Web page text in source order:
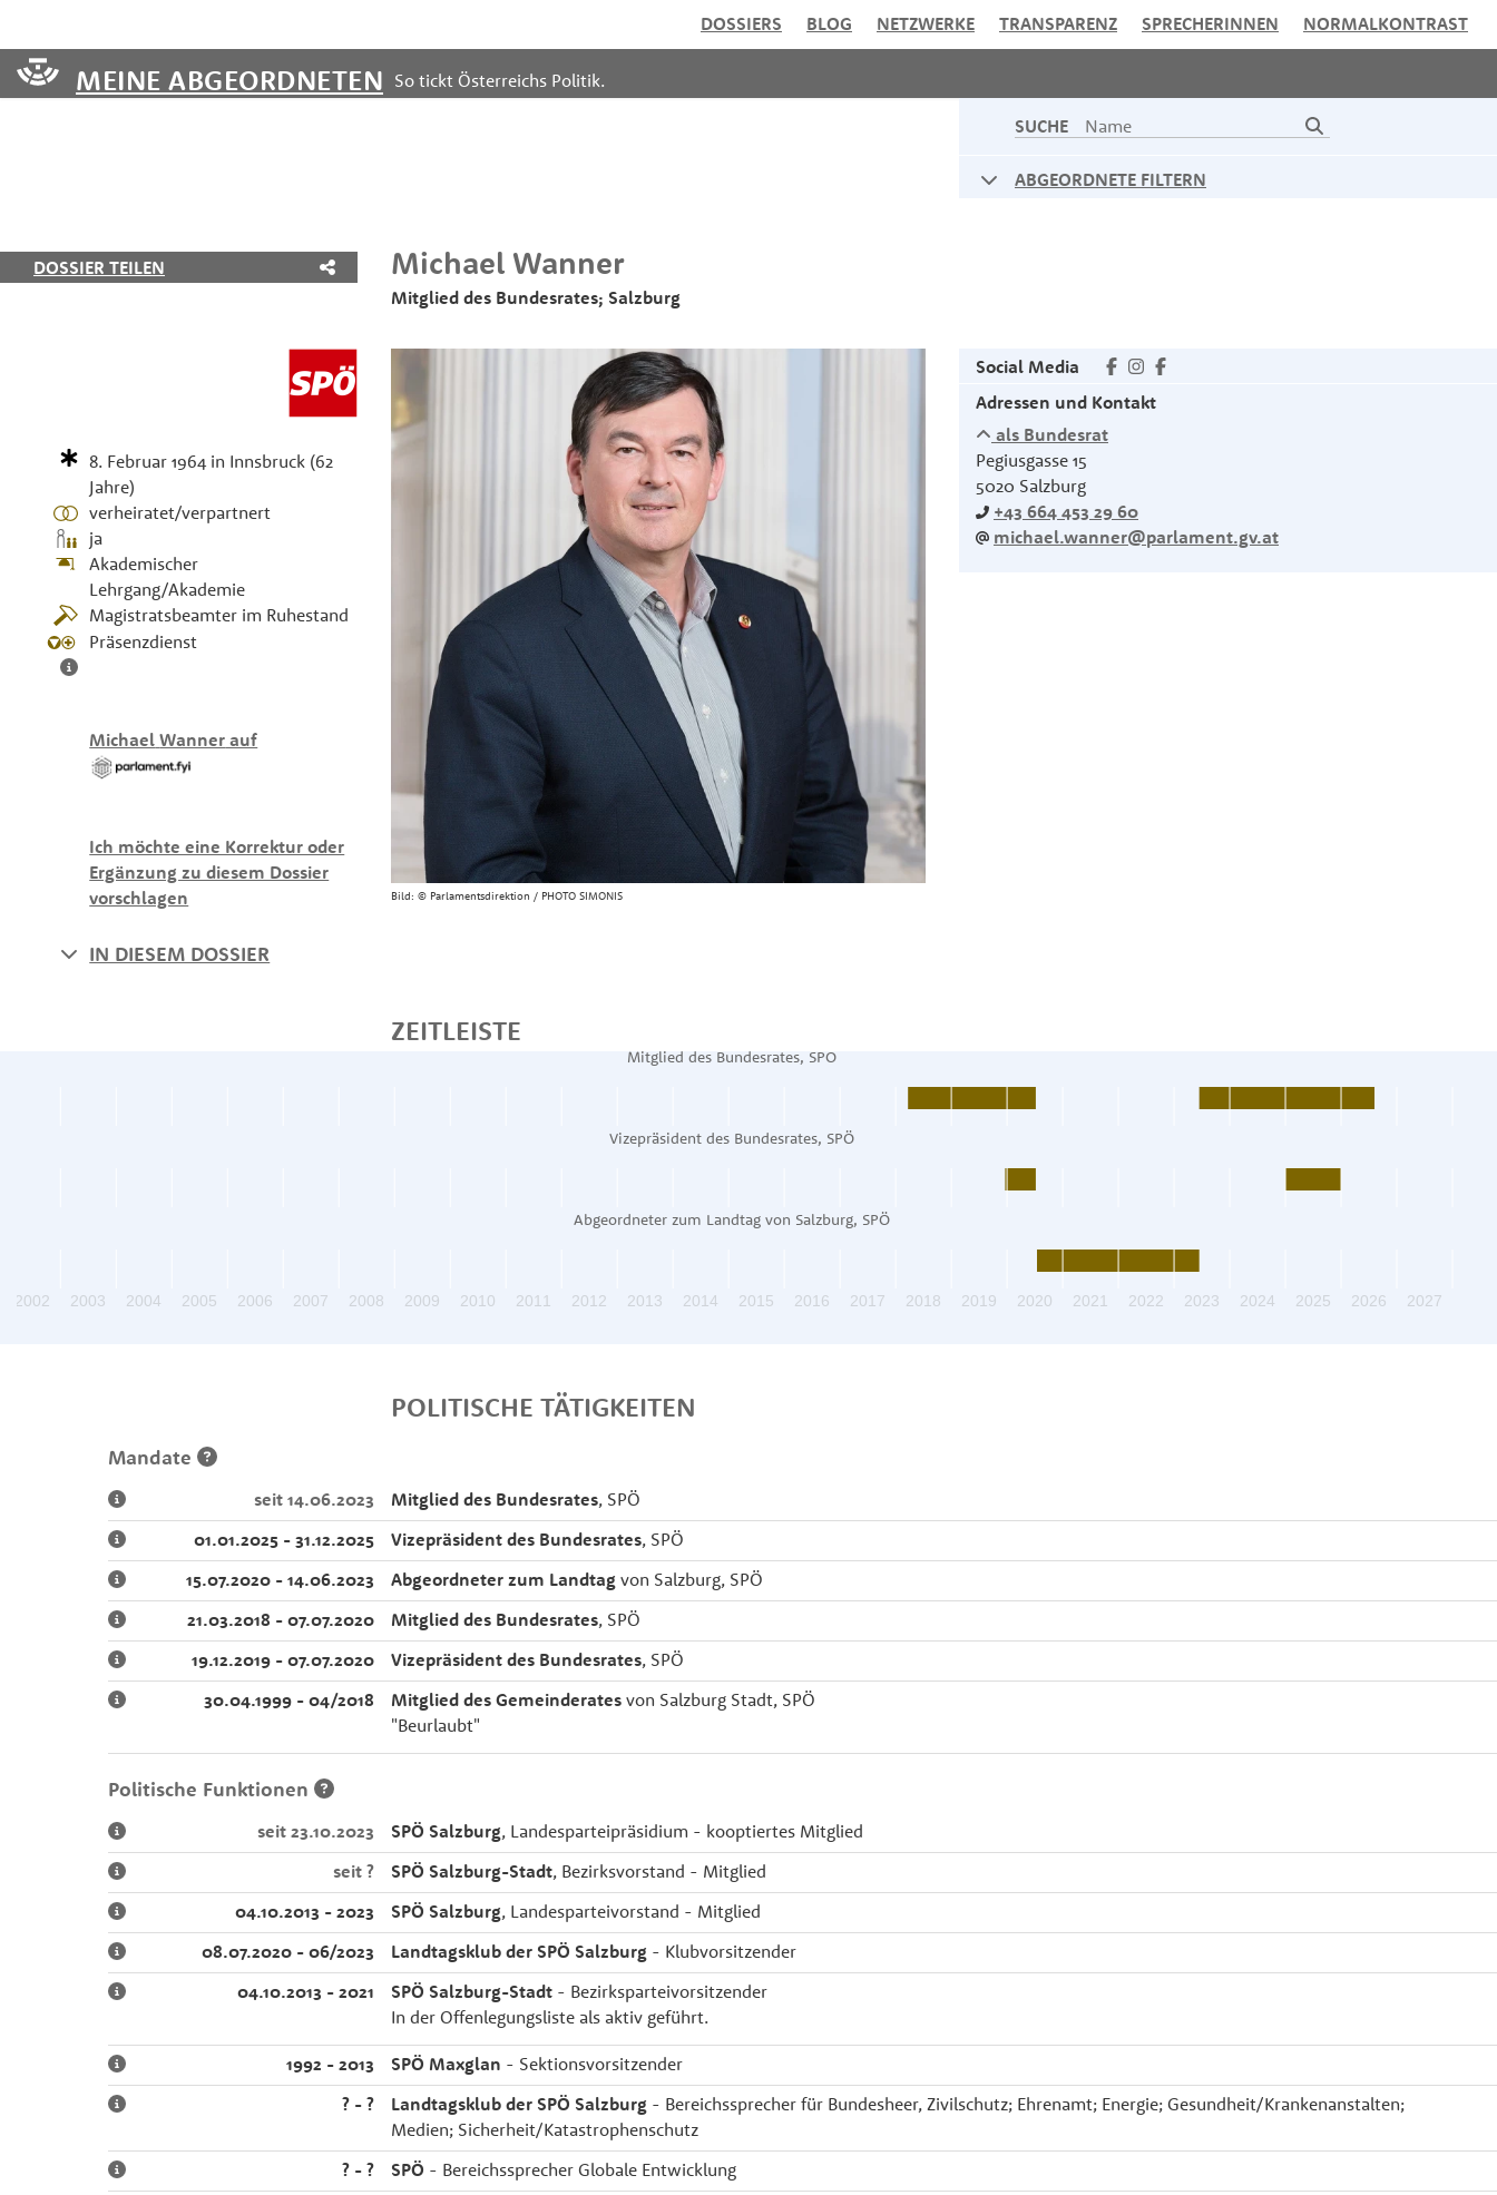
DOSSIERS BLOG NETZWERKE TRANSPARENZ SPRECHERINNEN NORMALKONTRAST
MEINE ABGEORDNETEN So tickt Österreichs Politik.
SUCHE
ABGEORDNETE FILTERN
DOSSIER TEILEN Michael Wanner
Mitglied des Bundesrates; Salzburg
8. Februar 1964in Innsbruck (62
Jahre)
verheiratet/verpartnert
ja
Akademischer
Lehrgang/Akademie
Magistratsbeamter im Ruhestand
Präsenzdienst
Michael Wanner auf
Ich möchte eine Korrektur oder
Ergänzung zu diesem Dossier
vorschlagen
IN DIESEM DOSSIER
Bild: © Parlamentsdirektion / PHOTO SIMONIS
Social Media
Adressen und Kontakt
als Bundesrat
Pegiusgasse 15
5020 Salzburg
+43 664 453 29 60
michael.wanner@parlament.gv.at
ZEITLEISTE
Mitglied des Bundesrates, SPÖ
Vizepräsident des Bundesrates, SPÖ
Abgeordneter zum Landtag von Salzburg, SPÖ
2002 2003 2004 2005 2006 2007 2008 2009 2010 2011 2012 2013 2014 2015 2016 2017 2018 2019 2020 2021 2022 2023 2024 2025 2026 2027
POLITISCHE TÄTIGKEITEN
Mandate
seit 14.06.2023 Mitglied des Bundesrates, SPÖ
01.01.2025 - 31.12.2025
Vizepräsident des Bundesrates, SPÖ
15.07.2020 - 14.06.2023
Abgeordneter zum Landtag von Salzburg, SPÖ
21.03.2018 - 07.07.2020
Mitglied des Bundesrates, SPÖ
19.12.2019 - 07.07.2020
Vizepräsident des Bundesrates, SPÖ
30.04.1999 - 04/2018
Mitglied des Gemeinderates von Salzburg Stadt, SPÖ
"Beurlaubt"
Politische Funktionen
seit 23.10.2023 SPÖ Salzburg, Landesparteipräsidium - kooptiertes Mitglied
seit ?
SPÖ Salzburg-Stadt, Bezirksvorstand - Mitglied
04.10.2013 - 2023
SPÖ Salzburg, Landesparteivorstand - Mitglied
08.07.2020 - 06/2023
Landtagsklub der SPÖ Salzburg - Klubvorsitzender
04.10.2013 - 2021
SPÖ Salzburg-Stadt - Bezirksparteivorsitzender
In der Offenlegungsliste als aktiv geführt.
1992 - 2013 SPÖ Maxglan - Sektionsvorsitzender
? - ?
Landtagsklub der SPÖ Salzburg - Bereichssprecher für Bundesheer, Zivilschutz; Ehrenamt; Energie; Gesundheit/Krankenanstalten;
Medien; Sicherheit/Katastrophenschutz
? - ?
SPÖ - Bereichssprecher Globale Entwicklung